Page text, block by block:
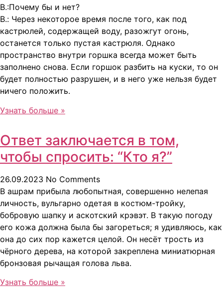
В.:Почему бы и нет?
B.: Через некоторое время после того, как под
кастрюлей, содержащей воду, разожгут огонь,
останется только пустая кастрюля. Однако
пространство внутри горшка всегда может быть
заполнено снова. Если горшок разбить на куски, то он
будет полностью разрушен, и в него уже нельзя будет
ничего положить.
Узнать больше »
Ответ заключается в том,
чтобы спросить: “Кто я?”
26.09.2023 No Comments
В ашрам прибыла любопытная, совершенно нелепая
личность, вульгарно одетая в костюм-тройку,
бобровую шапку и аскотский крэвэт. В такую погоду
его кожа должна была бы загореться; я удивляюсь, как
она до сих пор кажется целой. Он несёт трость из
чёрного дерева, на которой закреплена миниатюрная
бронзовая рычащая голова льва.
Узнать больше »